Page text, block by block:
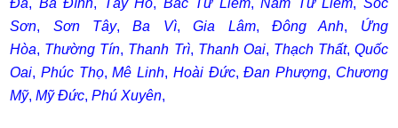
Đa, Ba Đình, Tây Hồ, Bắc Từ Liêm,Nam Từ Liêm, Sóc
Sơn, Sơn Tây,Ba Vì,Gia Lâm,Đông Anh, Ứng
Hòa, Thường Tín, Thanh Trì, Thanh Oai, Thạch Thất, Quốc
Oai, Phúc Thọ,Mê Linh, Hoài Đức,Đan Phượng, Chương
Mỹ,Mỹ Đức,Phú Xuyên,